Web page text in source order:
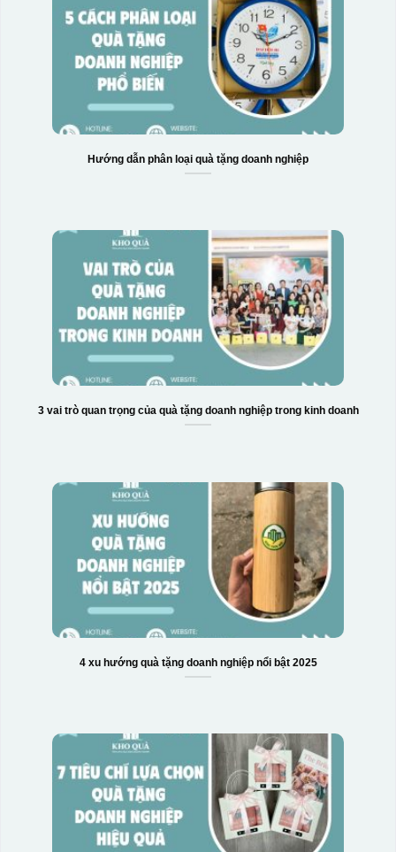
Hướng dẫn phân loại quà tặng doanh nghiệp
3 vai trò quan trọng của quà tặng doanh nghiệp trong kinh doanh
4 xu hướng quà tặng doanh nghiệp nổi bật 2025